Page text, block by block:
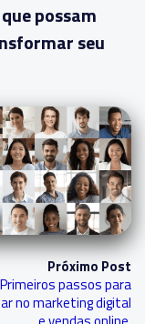
possam
seu
Próximo Post
Primeiros passos para
no marketing digital